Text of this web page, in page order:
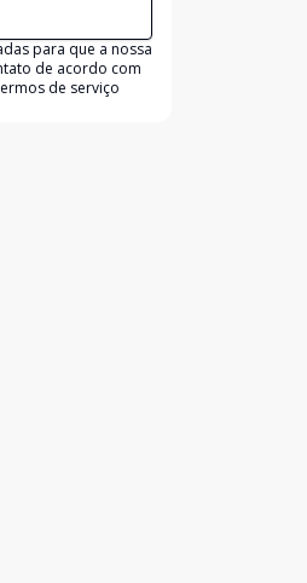
para que a nossa
de acordo com
de serviço